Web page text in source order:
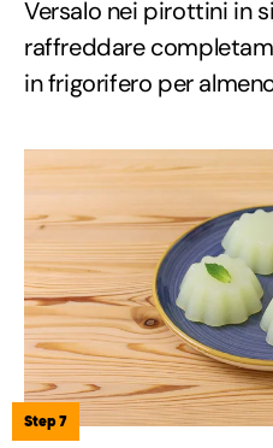
Versalo nei pirottini in
raffreddare
in frigorifero per
Step 7